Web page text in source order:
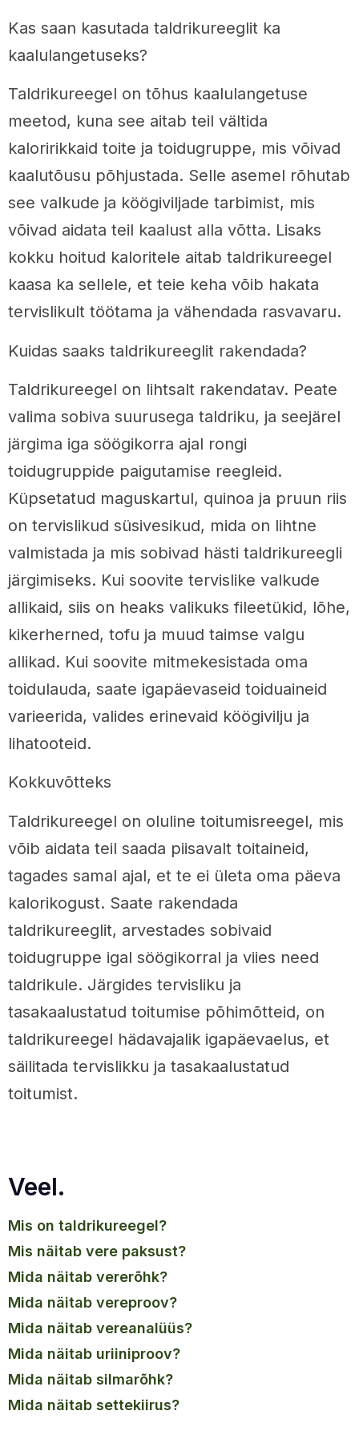
Kas saan kasutada taldrikureeglit ka
kaalulangetuseks?
Taldrikureegel on tõhus kaalulangetuse
meetod, kuna see aitab teil vältida
kaloririkkaid toite ja toidugruppe, mis võivad
kaalutõusu põhjustada. Selle asemel rõhutab
see valkude ja köögiviljade tarbimist, mis
võivad aidata teil kaalust alla võtta. Lisaks
kokku hoitud kaloritele aitab taldrikureegel
kaasa ka sellele, et teie keha võib hakata
tervislikult töötama ja vähendada rasvavaru.
Kuidas saaks taldrikureeglit rakendada?
Taldrikureegel on lihtsalt rakendatav. Peate
valima sobiva suurusega taldriku, ja seejärel
järgima iga söögikorra ajal rongi
toidugruppide paigutamise reegleid.
Küpsetatud maguskartul, quinoa ja pruun riis
on tervislikud süsivesikud, mida on lihtne
valmistada ja mis sobivad hästi taldrikureegli
järgimiseks. Kui soovite tervislike valkude
allikaid, siis on heaks valikuks fileetükid, lõhe,
kikerherned, tofu ja muud taimse valgu
allikad. Kui soovite mitmekesistada oma
toidulauda, saate igapäevaseid toiduaineid
varieerida, valides erinevaid köögivilju ja
lihatooteid.
Kokkuvõtteks
Taldrikureegel on oluline toitumisreegel, mis
võib aidata teil saada piisavalt toitaineid,
tagades samal ajal, et te ei ületa oma päeva
kalorikogust. Saate rakendada
taldrikureeglit, arvestades sobivaid
toidugruppe igal söögikorral ja viies need
taldrikule. Järgides tervisliku ja
tasakaalustatud toitumise põhimõtteid, on
taldrikureegel hädavajalik igapäevaelus, et
säilitada tervislikku ja tasakaalustatud
toitumist.
Veel.
mis on taldrikureegel?
mis näitab vere paksust?
mida näitab vererõhk?
mida näitab vereproov?
mida näitab vereanalüüs?
mida näitab uriiniproov?
mida näitab silmarõhk?
mida näitab settekiirus?